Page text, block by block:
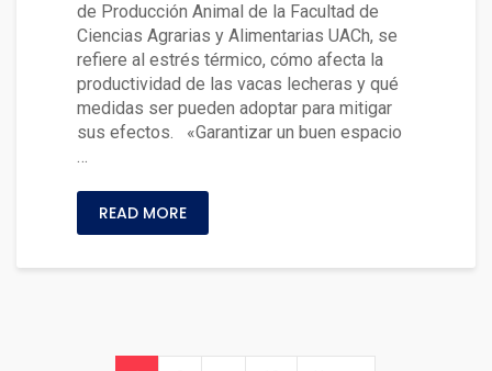
de Producción Animal de la Facultad de
Ciencias Agrarias y Alimentarias UACh, se
refiere al estrés térmico, cómo afecta la
productividad de las vacas lecheras y qué
medidas ser pueden adoptar para mitigar
sus efectos. «Garantizar un buen espacio
…
READ MORE